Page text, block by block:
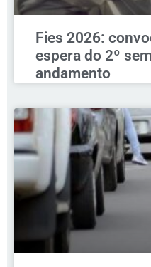
Fies 2026:
espera do 2º
andamento